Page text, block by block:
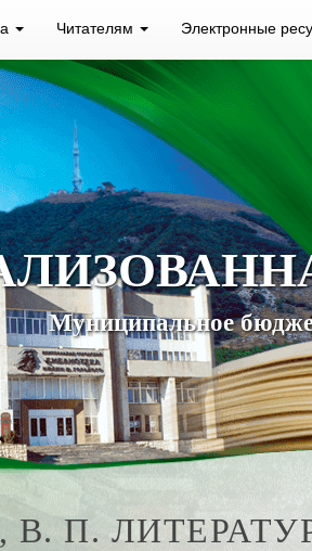
Читателям Электронные
Муниципальное
В. П.